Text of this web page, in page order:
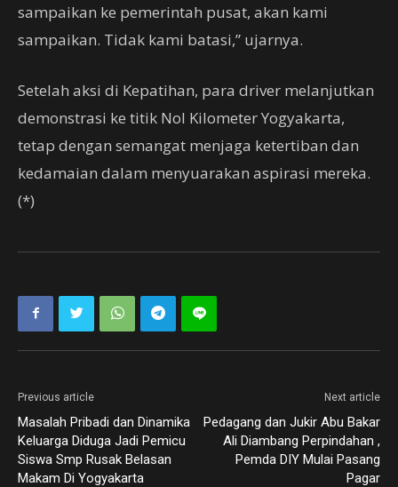
sampaikan ke pemerintah pusat, akan kami
sampaikan. Tidak kami batasi,” ujarnya.
Setelah aksi di Kepatihan, para driver melanjutkan
demonstrasi ke titik Nol Kilometer Yogyakarta,
tetap dengan semangat menjaga ketertiban dan
kedamaian dalam menyuarakan aspirasi mereka.
(*)
Previous article
Masalah Pribadi dan Dinamika
Keluarga Diduga Jadi Pemicu
Siswa Smp Rusak Belasan
Makam Di Yogyakarta
Next article
Pedagang dan Jukir Abu Bakar
Ali Diambang Perpindahan ,
Pemda DIY Mulai Pasang
Pagar